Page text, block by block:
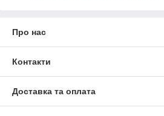
Про нас
Контакти
Доставка та оплата